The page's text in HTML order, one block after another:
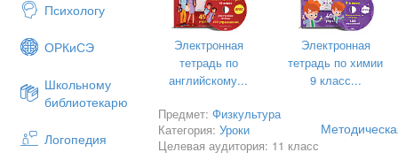
Психологу
ОРКиСЭ
Школьному
библиотекарю
Логопедия
Электронная
тетрадь по
английскому...
Электронная
тетрадь по химии
9 класс...
Предмет:Физкультура
Категория:Уроки
Целевая аудитория: 11 класс